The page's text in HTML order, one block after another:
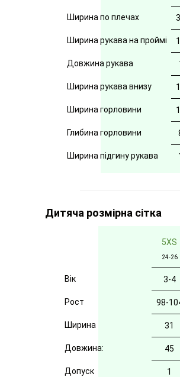
Ширина по плечах
Ширина рукава на проймі
Довжина рукава
Ширина рукава внизу
Ширина горловини
Глибина горловини
Ширина підгину рукава
Дитяча розмірна сітка
5XS
24-26
Вік 3-4
Рост 98-
Ширина 31
Довжина: 45
Допуск 1